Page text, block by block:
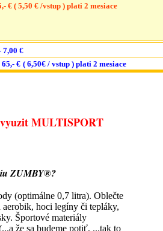
€ ( 5,50 € /vstup ) plati 2 mesiace
7,00 €
€ ( 6,50€ / vstup ) plati 2 mesiace
MULTISPORT
ZUMBY®?
(optimálne 0,7 litra). Oblečte
aerobik, hoci legíny či tepláky,
Športové materiály
že sa budeme potiť, ...tak to